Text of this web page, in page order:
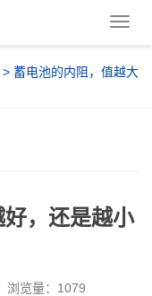
导
单
> 蓄电池的内阻，值越大
，还是越小
浏览量：1079